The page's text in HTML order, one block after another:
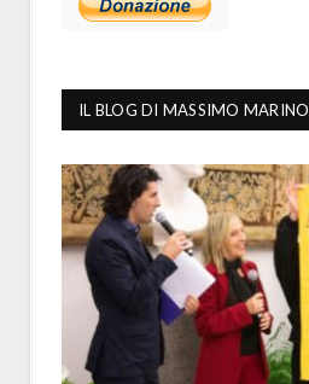
IL BLOG DI MASSIMO MARINO